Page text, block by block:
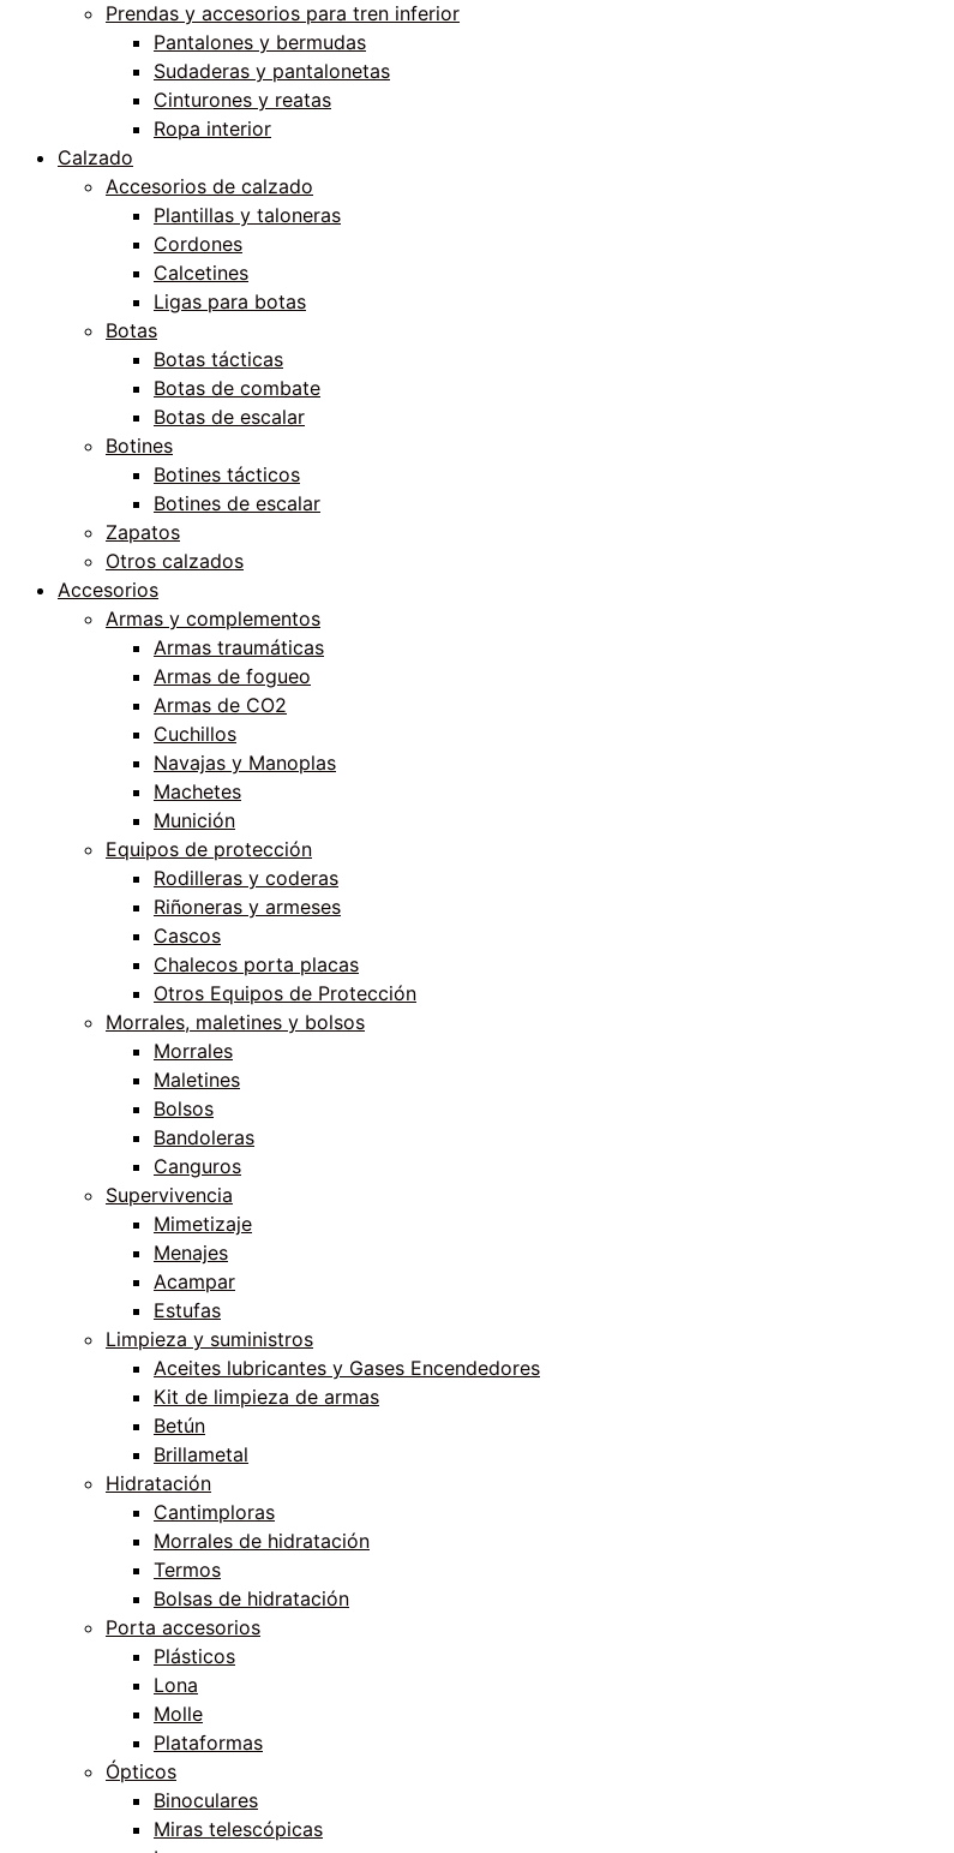
Prendas y accesorios para tren inferior
Pantalones y bermudas
Sudaderas y pantalonetas
Cinturones y reatas
Ropa interior
Calzado
Accesorios de calzado
Plantillas y taloneras
Cordones
Calcetines
Ligas para botas
Botas
Botas tácticas
Botas de combate
Botas de escalar
Botines
Botines tácticos
Botines de escalar
Zapatos
Otros calzados
Accesorios
Armas y complementos
Armas traumáticas
Armas de fogueo
Armas de CO2
Cuchillos
Navajas y Manoplas
Machetes
Munición
Equipos de protección
Rodilleras y coderas
Riñoneras y armeses
Cascos
Chalecos porta placas
Otros Equipos de Protección
Morrales, maletines y bolsos
Morrales
Maletines
Bolsos
Bandoleras
Canguros
Supervivencia
Mimetizaje
Menajes
Acampar
Estufas
Limpieza y suministros
Aceites lubricantes y Gases Encendedores
Kit de limpieza de armas
Betún
Brillametal
Hidratación
Cantimploras
Morrales de hidratación
Termos
Bolsas de hidratación
Porta accesorios
Plásticos
Lona
Molle
Plataformas
Ópticos
Binoculares
Miras telescópicas